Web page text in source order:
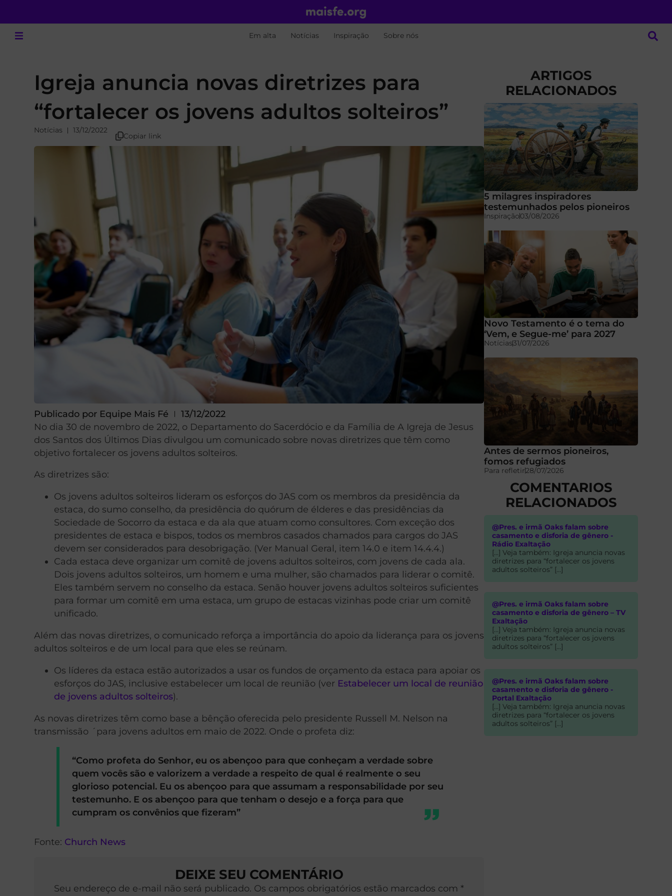
Em alta Notícias Inspiração Sobre nós
Igreja anuncia novas diretrizes para
“fortalecer os jovens adultos solteiros”
Notícias 13/12/2022
Copiar link
Publicado por Equipe Mais Fé
13/12/2022
No dia 30 de novembro de 2022, o Departamento do Sacerdócio e da Família de A Igreja de Jesus
dos Santos dos Últimos Dias divulgou um comunicado sobre novas diretrizes que têm como
objetivo fortalecer os jovens adultos solteiros.
As diretrizes são:
Os jovens adultos solteiros lideram os esforços do JAS com os membros da presidência da
estaca, do sumo conselho, da presidência do quórum de élderes e das presidências da
Sociedade de Socorro da estaca e da ala que atuam como consultores. Com exceção dos
presidentes de estaca e bispos, todos os membros casados chamados para cargos do JAS
devem ser considerados para desobrigação. (Ver Manual Geral, item 14.0 e item 14.4.4.)
Cada estaca deve organizar um comitê de jovens adultos solteiros, com jovens de cada ala.
Dois jovens adultos solteiros, um homem e uma mulher, são chamados para liderar o comitê.
Eles também servem no conselho da estaca. Senão houver jovens adultos solteiros suficientes
para formar um comitê em uma estaca, um grupo de estacas vizinhas pode criar um comitê
unificado.
Além das novas diretrizes, o comunicado reforça a importância do apoio da liderança para os jovens
adultos solteiros e de um local para que eles se reúnam.
Os líderes da estaca estão autorizados a usar os fundos de orçamento da estaca para apoiar os
esforços do JAS, inclusive estabelecer um local de reunião (ver Estabelecer um local de reunião
de jovens adultos solteiros).
As novas diretrizes têm como base a bênção oferecida pelo presidente Russell M. Nelson na
transmissão ´para jovens adultos em maio de 2022. Onde o profeta diz:
“Como profeta do Senhor, eu os abençoo para que conheçam a verdade sobre
quem vocês são e valorizem a verdade a respeito de qual é realmente o seu
glorioso potencial. Eu os abençoo para que assumam a responsabilidade por seu
testemunho. E os abençoo para que tenham o desejo e a força para que
cumpram os convênios que fizeram”
Fonte: Church News
DEIXE SEU COMENTÁRIO
Seu endereço de e-mail não será publicado. Os campos obrigatórios estão marcados com *
ARTIGOS
RELACIONADOS
5 milagres inspiradores
testemunhados pelos pioneiros
Inspiração03/08/2026
Novo Testamento é o tema do
‘Vem, e Segue-me’ para 2027
Notícias31/07/2026
Antes de sermos pioneiros,
fomos refugiados
Para refletir28/07/2026
COMENTARIOS
RELACIONADOS
@Pres. e irmã Oaks falam sobre
casamento e disforia de gênero -
Rádio Exaltação
[…] Veja também: Igreja anuncia novas
diretrizes para “fortalecer os jovens
adultos solteiros” […]
@Pres. e irmã Oaks falam sobre
casamento e disforia de gênero – TV
Exaltação
[…] Veja também: Igreja anuncia novas
diretrizes para “fortalecer os jovens
adultos solteiros” […]
@Pres. e irmã Oaks falam sobre
casamento e disforia de gênero -
Portal Exaltação
[…] Veja também: Igreja anuncia novas
diretrizes para “fortalecer os jovens
adultos solteiros” […]